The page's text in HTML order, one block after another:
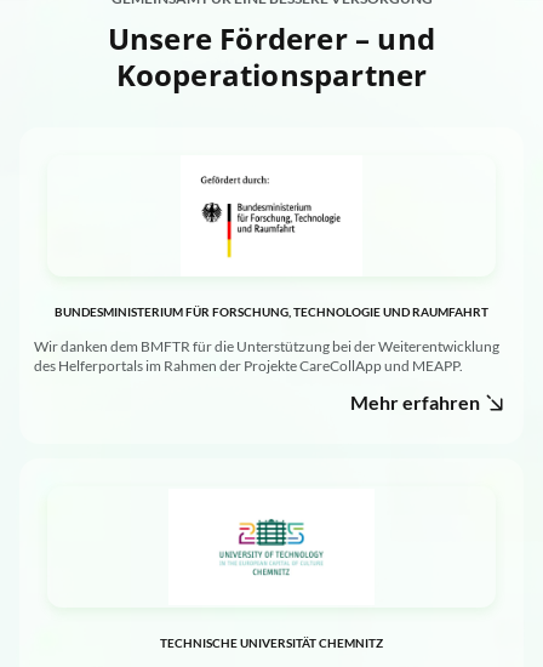
Unsere Förderer – und
Kooperationspartner
BUNDESMINISTERIUM FÜR FORSCHUNG, TECHNOLOGIE UND RAUMFAHRT
Wir danken dem BMFTR für die Unterstützung bei der Weiterentwicklung
des Helferportals im Rahmen der Projekte CareCollApp und MEAPP.
Mehr erfahren
TECHNISCHE UNIVERSITÄT CHEMNITZ